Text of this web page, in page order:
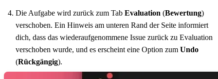
Die Aufgabe wird zurück zum Tab Evaluation (Bewertung)
verschoben. Ein Hinweis am unteren Rand der Seite informiert
dich, dass das wiederaufgenommene Issue zurück zu Evaluation
verschoben wurde, und es erscheint eine Option zum Undo
(Rückgängig).